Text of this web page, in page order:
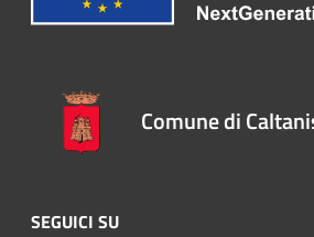
Comune di
SEGUICI SU